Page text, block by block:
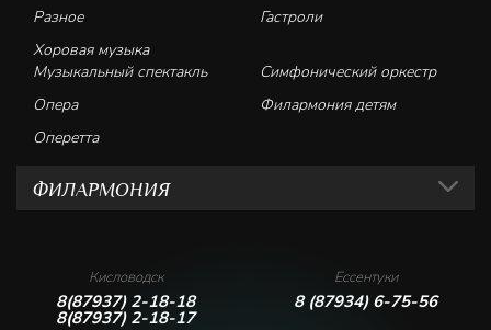
Разное
Гастроли
Хоровая музыка
Музыкальный спектакль
Симфонический оркестр
Опера
Филармония детям
Оперетта
ФИЛАРМОНИЯ
Кисловодск
8(87937) 2-18-18
8(87937) 2-18-17
Ессентуки
8 (87934) 6-75-56